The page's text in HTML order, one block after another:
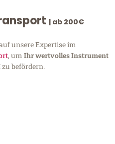
| ab 200€
unsere Expertise im
, um Ihr wertvolles Instrument
befördern.